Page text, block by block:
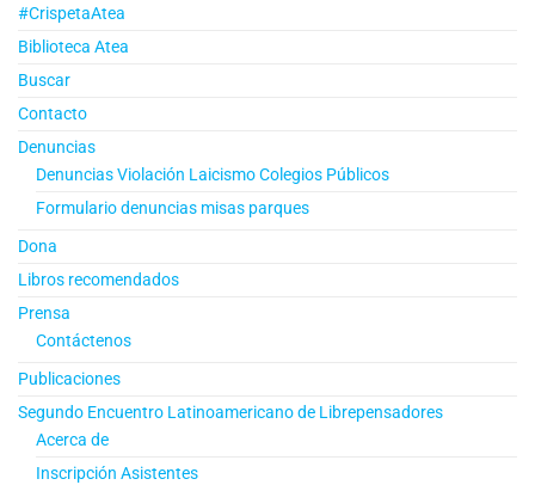
#CrispetaAtea
Biblioteca Atea
Buscar
Contacto
Denuncias
Denuncias Violación Laicismo Colegios Públicos
Formulario denuncias misas parques
Dona
Libros recomendados
Prensa
Contáctenos
Publicaciones
Segundo Encuentro Latinoamericano de Librepensadores
Acerca de
Inscripción Asistentes